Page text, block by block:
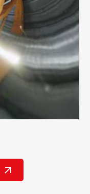
arrow_outward